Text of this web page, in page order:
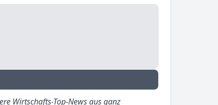
Wirtschafts-Top-News aus ganz